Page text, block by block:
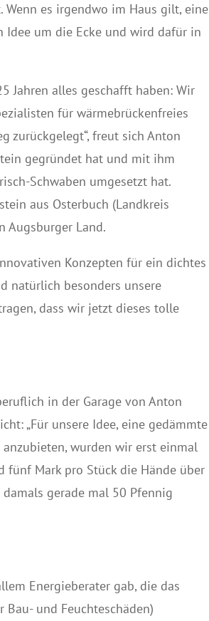
es irgendwo im Haus gilt, eine
Idee um die Ecke und wird dafür in
Jahren alles geschafft haben: Wir
für wärmebrückenfreies
zurückgelegt“, freut sich Anton
gegründet hat und mit ihm
Schwaben umgesetzt hat.
aus Osterbuch (Landkreis
Augsburger Land.
Konzepten für ein dichtes
natürlich besonders unsere
dass wir jetzt dieses tolle
in der Garage von Anton
„Für unsere Idee, eine gedämmte
wurden wir erst einmal
fünf Mark pro Stück die Hände über
gerade mal 50 Pfennig
Energieberater gab, die das
und Feuchteschäden)